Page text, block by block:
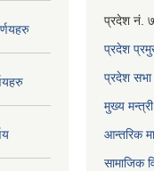
प्रदेश नं. ७
प्रदेश
प्रदेश सभा
मुख्य
आन्तरिक
सामाजिक